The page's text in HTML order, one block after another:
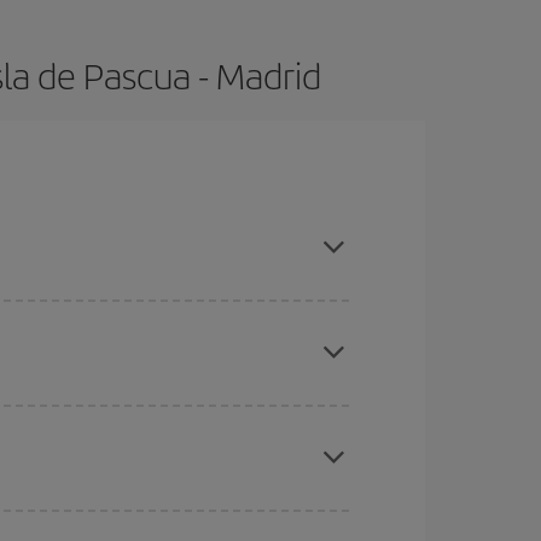
de Pascua - Madrid